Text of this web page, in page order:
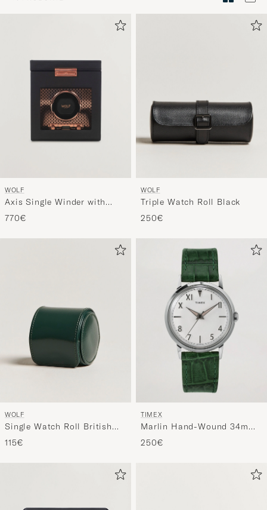
zu
aktivieren
erleben
eine
Auswahl,
WOLF
Axis Single Winder with
Storage Copper
770€
WOLF
Triple Watch Roll Black
250€
WOLF
Single Watch Roll British
Racing Green
115€
TIMEX
Marlin Hand-Wound 34mm
White Dial
250€